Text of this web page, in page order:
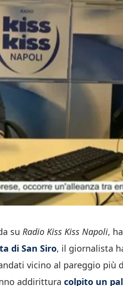
su Radio Kiss Kiss Napoli,
di San Siro, il giornalista
vicino al pareggio più
addirittura colpito un